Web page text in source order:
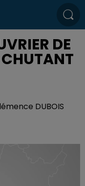
DE
DUBOIS